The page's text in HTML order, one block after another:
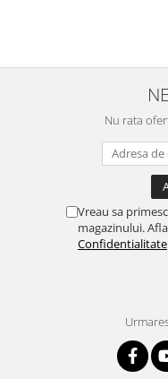
Nu rata
Vreau sa
magazinului.
Confidentialitate